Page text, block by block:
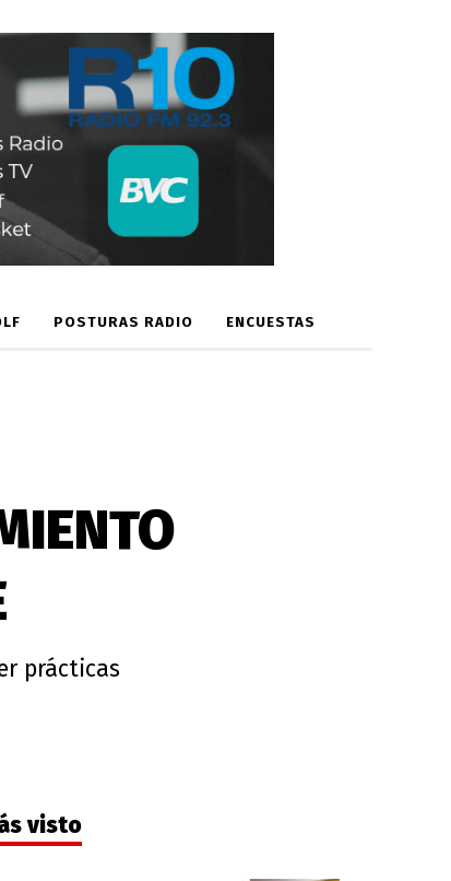
POSTURAS RADIO ENCUESTAS
prácticas
visto